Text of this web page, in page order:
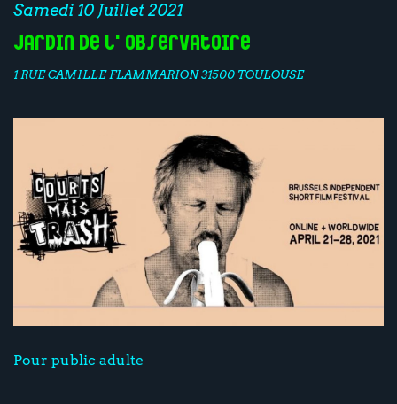
Samedi 10 Juillet 2021
Jardin de l'Observatoire
1 RUE CAMILLE FLAMMARION 31500 TOULOUSE
Pour public adulte